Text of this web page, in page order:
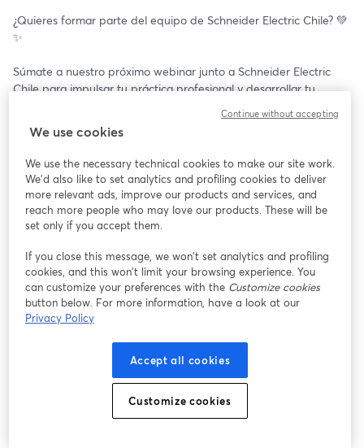
¿Quieres formar parte del equipo de Schneider Electric Chile? 💚
✨
Súmate a nuestro próximo webinar junto a Schneider Electric
Chile para impulsar tu práctica profesional y desarrollar tu
Allan Vidal, Catalina Bollati, Daniela Peña y Julian Retamal nos
brindarán toda la información del proceso de selección para
formar parte de este equipo. 🧑🏻‍💻
⏰ 17:00 (CL🇨🇱)
🗓️ 14 de octubre
Te esperamos! 🎉
We use cookies
We use the necessary technical cookies to make our site work.
We'd also like to set analytics and profiling cookies to deliver
more relevant ads, improve our products and services, and
reach more people who may love our products. These will be
set only if you accept them.
If you close this message, we won’t set analytics and profiling
cookies, and this won’t limit your browsing experience. You
can customize your preferences with the Customize cookies
button below. For more information, have a look at our
Privacy Policy
Accept all cookies
Customize cookies
Continue without accepting